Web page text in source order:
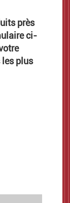
près
ci-
les plus